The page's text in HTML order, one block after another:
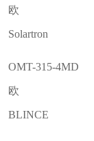
Solartron
OMT-
BLINCE